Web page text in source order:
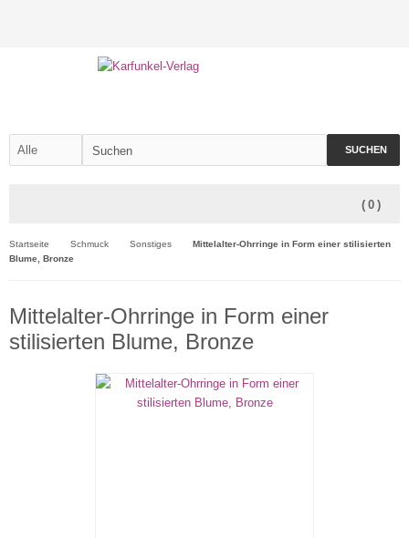
SUCHEN
( 0 )
Startseite Schmuck Sonstiges
Mittelalter-Ohrringe in Form einer stilisierten
Blume, Bronze
Mittelalter-Ohrringe in Form einer
stilisierten Blume, Bronze